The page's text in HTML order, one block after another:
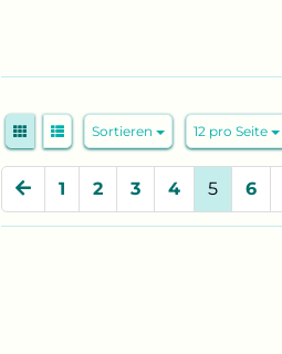
Sortieren
Sortieren 12 pro Seite
pro Seite
1 2 3 4 5 6